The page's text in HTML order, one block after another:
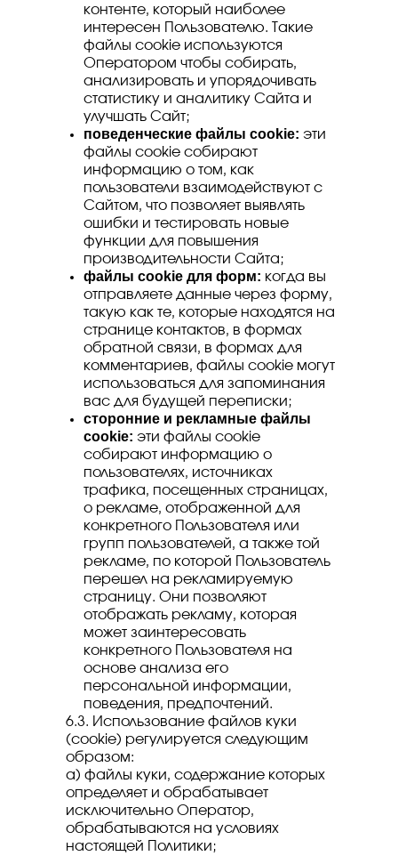
контенте, который наиболее
интересен Пользователю. Такие
файлы cookie используются
Оператором чтобы собирать,
анализировать и упорядочивать
статистику и аналитику Сайта и
улучшать Сайт;
поведенческие файлы cookie: эти
файлы cookie собирают
информацию о том, как
пользователи взаимодействуют с
Сайтом, что позволяет выявлять
ошибки и тестировать новые
функции для повышения
производительности Сайта;
файлы cookie для форм: когда вы
отправляете данные через форму,
такую как те, которые находятся на
странице контактов, в формах
обратной связи, в формах для
комментариев, файлы cookie могут
использоваться для запоминания
вас для будущей переписки;
сторонние и рекламные файлы
cookie: эти файлы cookie
собирают информацию о
пользователях, источниках
трафика, посещенных страницах,
о рекламе, отображенной для
конкретного Пользователя или
групп пользователей, а также той
рекламе, по которой Пользователь
перешел на рекламируемую
страницу. Они позволяют
отображать рекламу, которая
может заинтересовать
конкретного Пользователя на
основе анализа его
персональной информации,
поведения, предпочтений.
6.3. Использование файлов куки
(cookie) регулируется следующим
образом:
а) файлы куки, содержание которых
определяет и обрабатывает
исключительно Оператор,
обрабатываются на условиях
настоящей Политики;